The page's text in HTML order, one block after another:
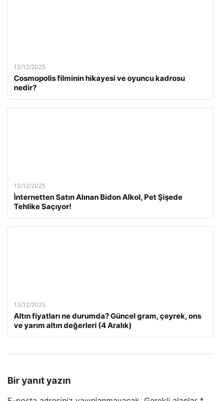
13/12/2025
Cosmopolis filminin hikayesi ve oyuncu kadrosu
nedir?
13/12/2025
İnternetten Satın Alınan Bidon Alkol, Pet Şişede
Tehlike Saçıyor!
13/12/2025
Altın fiyatları ne durumda? Güncel gram, çeyrek, ons
ve yarım altın değerleri (4 Aralık)
Bir yanıt yazın